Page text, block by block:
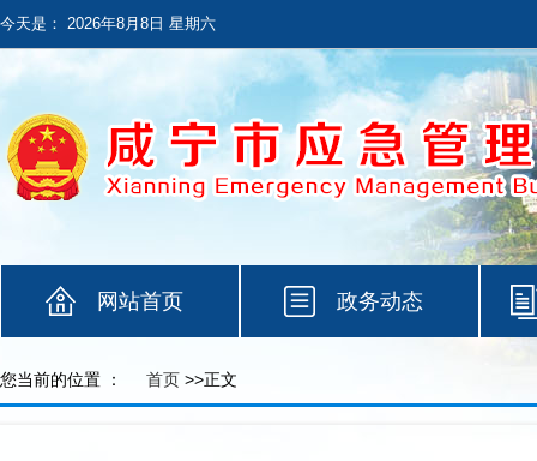
今天是： 2026年8月8日 星期六
网站首页 政务动态
您当前的位置 ： 首页 >>正文